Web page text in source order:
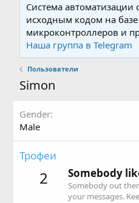
Система автоматизации
исходным кодом на
микроконтроллеров и
Наша группа в Telegram
Пользователи
Simon
Gender
Male
Трофеи
2 Somebody
Somebody out
your messages.